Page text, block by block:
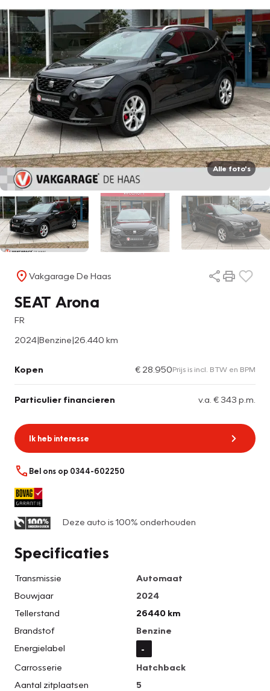
Alle foto's
Vakgarage De Haas
SEAT Arona
FR
2024|Benzine|26.440 km
Kopen € 28.950Prijs is incl. BTW en BPM
Particulier financieren v.a. € 343 p.m.
Ik heb interesse
Bel ons op 0344-602250
Deze auto is 100% onderhouden
Specificaties
Transmissie
Automaat
Bouwjaar
2024
Tellerstand
26440 km
Brandstof
Benzine
Energielabel
-
Carrosserie
Hatchback
Aantal zitplaatsen
5